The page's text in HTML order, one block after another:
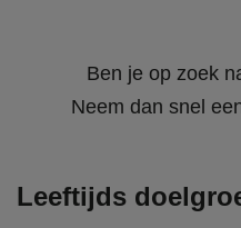
Ben je op zoek
Neem dan snel
Leeftijds